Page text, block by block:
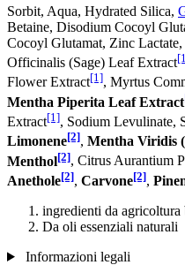
Sorbit, Aqua, Hydrated Silica,
Betaine, Disodium Cocoyl
Cocoyl Glutamat, Zinc
Officinalis (Sage) Leaf Extract
Flower Extract[1], Myrtus
Mentha Piperita Leaf Extract
Extract[1], Sodium Levulinate,
Limonene[2], Mentha Viridis
Menthol[2], Citrus Aurantium
Anethole[2], Carvone[2],
ingredienti da
Da oli essenziali naturali
Informazioni legali